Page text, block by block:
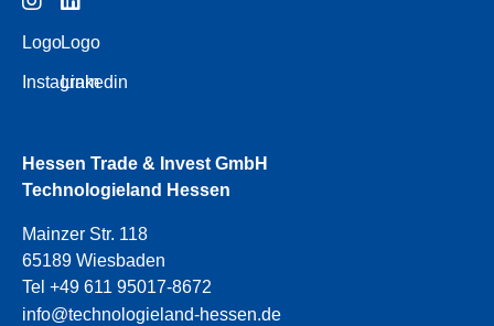
Logo
Instagram
Logo
Linkedin
Hessen Trade & Invest GmbH
Technologieland Hessen
Mainzer Str. 118
65189 Wiesbaden
Tel +49 611 95017-8672
info@technologieland-hessen.de